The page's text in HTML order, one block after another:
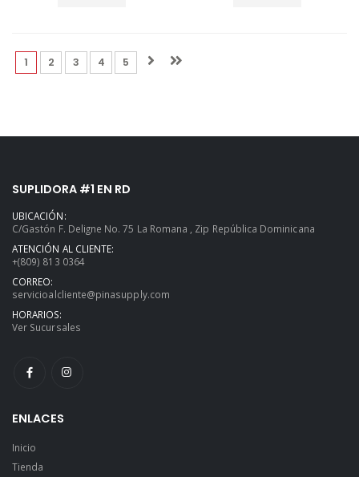
1(current)
2(current)
3(current)
4(current)
5 (current)
SUPLIDORA #1 EN RD
UBICACIÓN:
C/Gastón F. Deligne No. 75 La Romana , Zip República Dominicana
ATENCIÓN AL CLIENTE:
+(809) 813 0364
CORREO:
servicioalcliente@pinasupply.com
HORARIOS:
Ver Sucursales
ENLACES
Inicio
Tienda